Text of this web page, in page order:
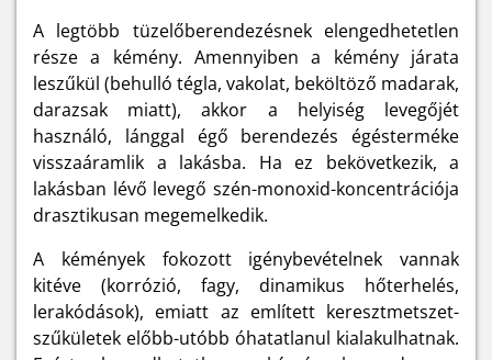
A legtöbb tüzelőberendezésnek elengedhetetlen
része a kémény. Amennyiben a kémény járata
leszűkül (behulló tégla, vakolat, beköltöző madarak,
darazsak miatt), akkor a helyiség levegőjét
használó, lánggal égő berendezés égésterméke
visszaáramlik a lakásba. Ha ez bekövetkezik, a
lakásban lévő levegő szén-monoxid-koncentrációja
drasztikusan megemelkedik.
A kémények fokozott igénybevételnek vannak
kitéve (korrózió, fagy, dinamikus hőterhelés,
lerakódások), emiatt az említett keresztmetszet-
szűkületek előbb-utóbb óhatatlanul kialakulhatnak.